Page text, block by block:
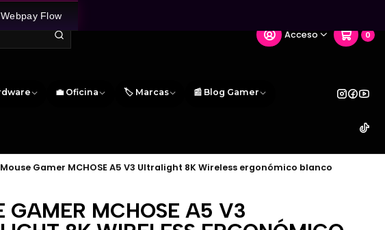
Acceso 0
💼 Oficina 🏷️ Marcas 📰 Blog Gamer
Flow
Mouse Gamer MCHOSE A5 V3 Ultralight 8K Wireless ergonómico blanco
GAMER MCHOSE A5 V3